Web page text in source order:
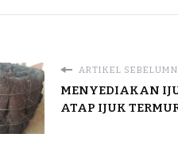
ARTIKEL
MENYEDIAKAN
ATAP IJUK